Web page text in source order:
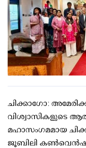
ചിക്കാഗോ:
വിശ്വാസികളുടെ
മഹാസംഗമമായ
ജൂബിലി